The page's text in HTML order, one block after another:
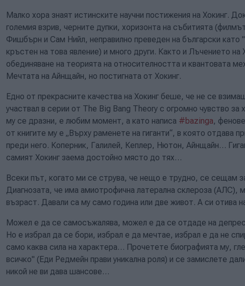
Малко хора знаят истинските научни постижения на Хокинг.
големия взрив, черните дупки, хоризонта на събитията
Фишбърн и Сам Нийл, неправилно преведен на български
кръстен на това явление) и много други. Както и Лъчението на
обединяване на теорията на относителността и квантовата
Мечтата на Айнщайн, но постигната от Хокинг.
Едно от прекрасните качества на Хокинг беше, че не се
участвал в серии от The Big Bang Theory с огромно чувство
му се дразни, е любим момент, а като написа #bazinga,
от книгите му е „Върху раменете на гиганти“, в която отдава
преди него. Коперник, Галилей, Кеплер, Нютон, Айнщайн…
самият Хокинг заема достойно място до тях…
Всеки път, когато ми се струва, че нещо е трудно, се сещам
Диагнозата, че има амиотрофична латерална склероза (АЛС),
възраст. Давали са му само година или две живот. А си отива
Можел е да се самосъжалява, можел е да се отдаде на
Но е избрал да се бори, избрал е да мечтае, избрал е да не
само каква сила на характера… Прочетете биографията му,
всичко" (Еди Редмейн прави уникална роля) и се замислете
никой не ви дава шансове…